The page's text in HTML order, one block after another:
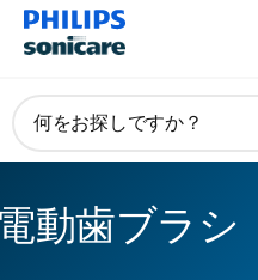
何をお探しですか？
動歯ブラシ